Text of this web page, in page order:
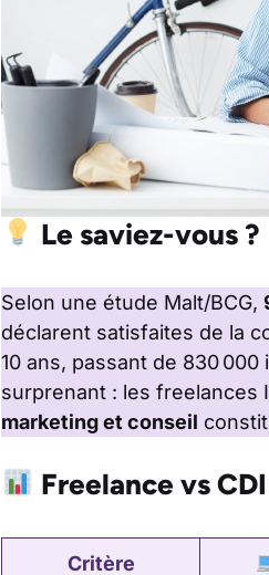
Le saviez-vous ?
Selon une étude Malt/BCG,
déclarent satisfaites de la
10 ans, passant de 830
surprenant : les freelances
marketing et conseil
Freelance vs
Critère